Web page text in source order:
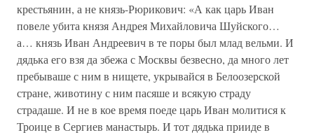
крестьянин, а не князь-Рюрикович: «А как царь Иван
повеле убита князя Андрея Михайловича Шуйского…
а… князь Иван Андреевич в те поры был млад вельми. И
дядька его взя да збежа с Москвы безвесно, да много лет
пребываше с ним в нищете, укрывайся в Белоозерской
стране, животину с ним пасяше и всякую страду
страдаше. И не в кое время поеде царь Иван молитися к
Троице в Сергиев манастырь. И тот дядька прииде в